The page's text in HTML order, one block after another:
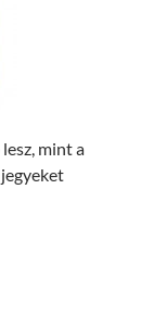
mint a